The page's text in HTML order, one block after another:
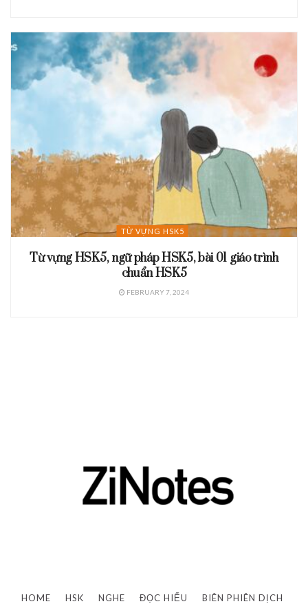
TỪ VỰNG HSK5
Từ vựng HSK5, ngữ pháp HSK5, bài 01 giáo trình
chuẩn HSK5
FEBRUARY 7, 2024
HOME HSK NGHE ĐỌC HIỂU BIÊN PHIÊN DỊCH